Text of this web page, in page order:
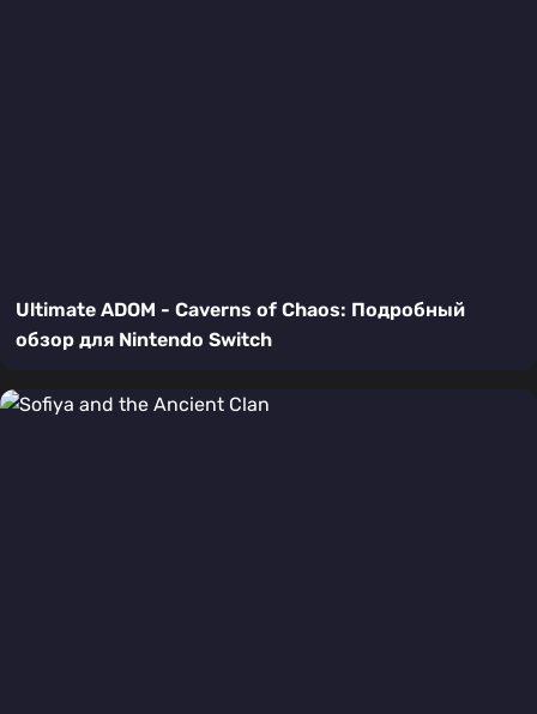
Ultimate ADOM - Caverns of Chaos: Подробный
обзор для Nintendo Switch